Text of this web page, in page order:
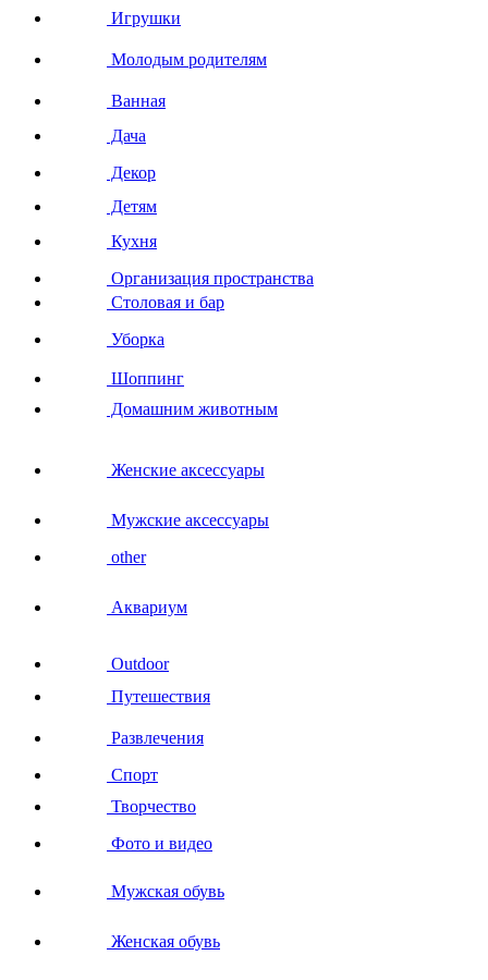
Игрушки
Молодым родителям
Ванная
Дача
Декор
Детям
Кухня
Организация пространства
Столовая и бар
Уборка
Шоппинг
Домашним животным
Женские аксессуары
Мужские аксессуары
other
Аквариум
Outdoor
Путешествия
Развлечения
Спорт
Творчество
Фото и видео
Мужская обувь
Женская обувь